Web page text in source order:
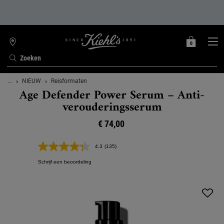
Zoeken
WINKELZOEKER
MIJN
0
0 PRODUCT
Hoofdinhoud
... NIEUW Reisformaten
Age Defender Power Serum – Anti-
verouderingsserum
€ 74,00
4.3 Lees
(135)
Schrijf een beoordeling